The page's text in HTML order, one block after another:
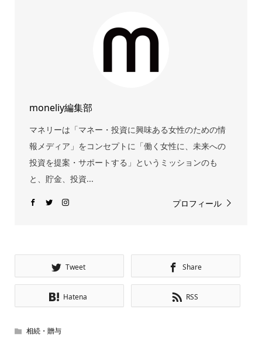
moneliy編集部
マネリーは「マネー・投資に興味ある女性のための情
報メディア」をコンセプトに「働く女性に、未来への
投資を提案・サポートする」というミッションのも
と、貯金、投資...
プロフィール
Tweet Share
Hatena RSS
相続・贈与